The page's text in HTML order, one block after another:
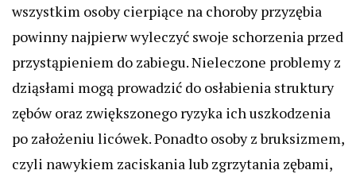
wszystkim osoby cierpiące na choroby przyzębia
powinny najpierw wyleczyć swoje schorzenia przed
przystąpieniem do zabiegu. Nieleczone problemy z
dziąsłami mogą prowadzić do osłabienia struktury
zębów oraz zwiększonego ryzyka ich uszkodzenia
po założeniu licówek. Ponadto osoby z bruksizmem,
czyli nawykiem zaciskania lub zgrzytania zębami,